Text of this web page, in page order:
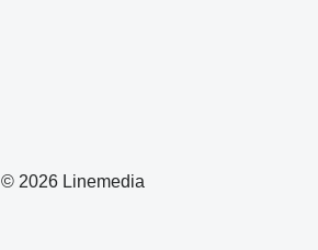
© 2026 Linemedia